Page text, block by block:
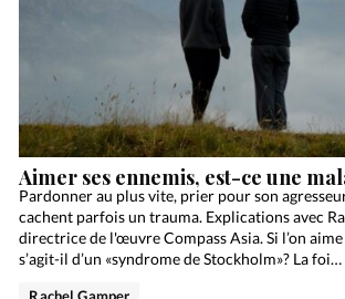
Aimer ses ennemis, est-ce une
Pardonner au plus vite, prier pour son
cachent parfois un trauma. Explications avec
directrice de l'œuvre Compass Asia. Si l’on
s’agit-il d’un «syndrome de Stockholm»? La foi…
Rachel Gamper